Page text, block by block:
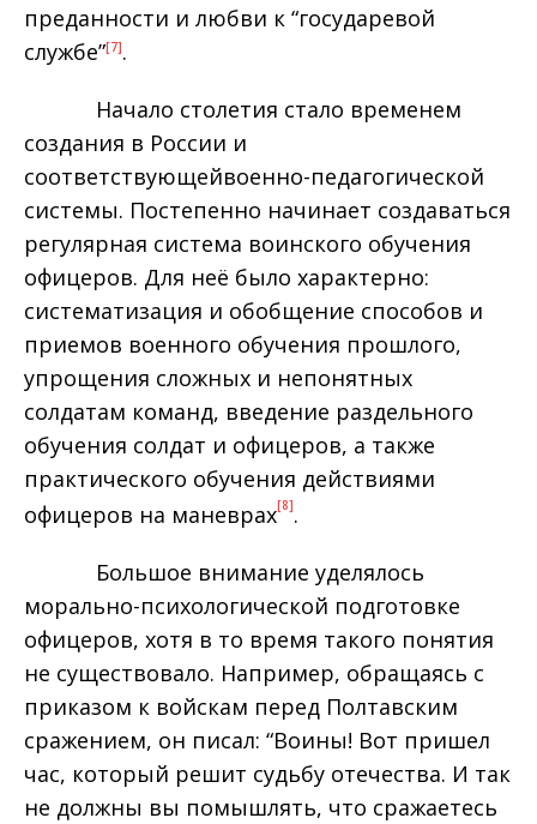
преданности и любви к “государевой
службе”[7].
Начало столетия стало временем
создания в России и
соответствующейвоенно-педагогической
системы. Постепенно начинает создаваться
регулярная система воинского обучения
офицеров. Для неё было характерно:
систематизация и обобщение способов и
приемов военного обучения прошлого,
упрощения сложных и непонятных
солдатам команд, введение раздельного
обучения солдат и офицеров, а также
практического обучения действиями
офицеров на маневрах[8].
Большое внимание уделялось
морально-психологической подготовке
офицеров, хотя в то время такого понятия
не существовало. Например, обращаясь с
приказом к войскам перед Полтавским
сражением, он писал: “Воины! Вот пришел
час, который решит судьбу отечества. И так
не должны вы помышлять, что сражаетесь